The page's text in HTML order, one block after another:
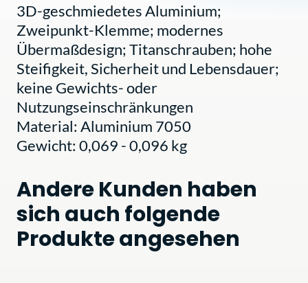
3D-geschmiedetes Aluminium;
Zweipunkt-Klemme; modernes
Übermaßdesign; Titanschrauben; hohe
Steifigkeit, Sicherheit und Lebensdauer;
keine Gewichts- oder
Nutzungseinschränkungen
Material: Aluminium 7050
Gewicht: 0,069 - 0,096 kg
Andere Kunden haben
sich auch folgende
Produkte angesehen